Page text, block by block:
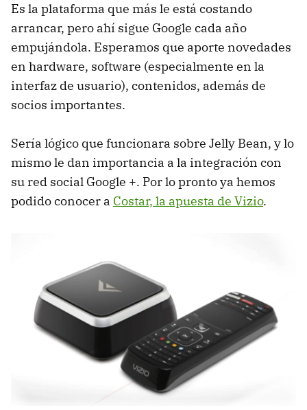
Es la plataforma que más le está costando
arrancar, pero ahí sigue Google cada año
empujándola. Esperamos que aporte novedades
en hardware, software (especialmente en la
interfaz de usuario), contenidos, además de
socios importantes.
Sería lógico que funcionara sobre Jelly Bean, y lo
mismo le dan importancia a la integración con
su red social Google +. Por lo pronto ya hemos
podido conocer a Costar, la apuesta de Vizio.